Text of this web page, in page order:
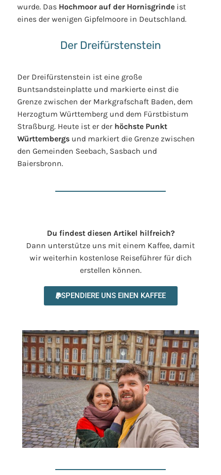
wurde. Das Hochmoor auf der Hornisgrinde ist
eines der wenigen Gipfelmoore in Deutschland.
Der Dreifürstenstein
Der Dreifürstenstein ist eine große
Buntsandsteinplatte und markierte einst die
Grenze zwischen der Markgrafschaft Baden, dem
Herzogtum Württemberg und dem Fürstbistum
Straßburg. Heute ist er der höchste Punkt
Württembergs und markiert die Grenze zwischen
den Gemeinden Seebach, Sasbach und
Baiersbronn.
Du findest diesen Artikel hilfreich?
Dann unterstütze uns mit einem Kaffee, damit
wir weiterhin kostenlose Reiseführer für dich
erstellen können.
SPENDIERE UNS EINEN KAFFEE